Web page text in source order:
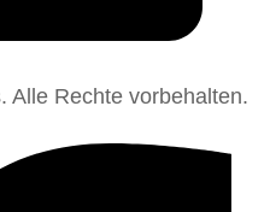
Alle Rechte vorbehalten.